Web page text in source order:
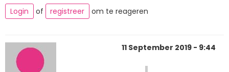
Login
of registreer om te reageren
11 September 2019 - 9:44